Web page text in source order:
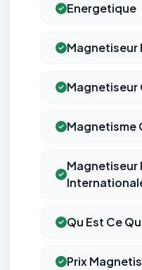
Energetique
Magnetiseur
Magnetiseur
Magnetisme
Magnetiseur
Qu Est Ce
Prix